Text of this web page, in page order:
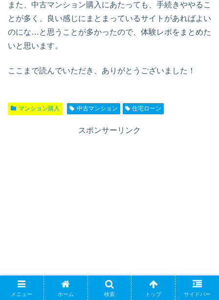
また、中古マンション購入にあたっても、手続きややるこ
とが多く、良い感じにまとまっているサイトがあればよい
のにな…と思うことが多かったので、体験レポをまとめた
いと思います。
ここまで読んでいただき、ありがとうございました！
マンション購入 中古マンション 住宅ローン
スポンサーリンク
メニュー ホーム 検索 トップ サイドバー